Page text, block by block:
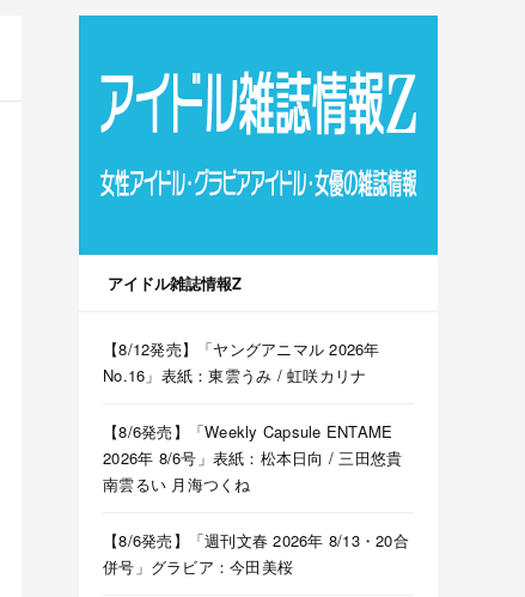
アイドル雑誌情報Z
【8/12発売】「ヤングアニマル 2026年
No.16」表紙：東雲うみ / 虹咲カリナ
【8/6発売】「Weekly Capsule ENTAME
2026年 8/6号」表紙：松本日向 / 三田悠貴
南雲るい 月海つくね
【8/6発売】「週刊文春 2026年 8/13・20合
併号」グラビア：今田美桜